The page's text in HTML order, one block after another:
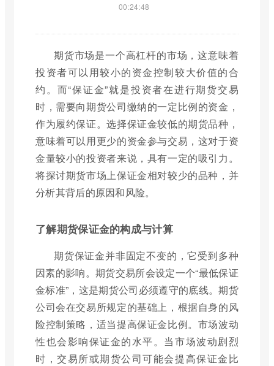
00:24:48
期货市场是一个高杠杆的市场，这意味着
投资者可以用较小的资金控制较大价值的合
约。而“保证金”就是投资者在进行期货交易
时，需要向期货公司缴纳的一定比例的资金，
作为履约保证。选择保证金较低的期货品种，
意味着可以用更少的资金参与交易，这对于资
金量较小的投资者来说，具有一定的吸引力。
将探讨期货市场上保证金相对较少的品种，并
分析其背后的原因和风险。
了解期货保证金的构成与计算
期货保证金并非固定不变的，它受到多种
因素的影响。期货交易所会设定一个“最低保证
金标准”，这是期货公司必须遵守的底线。期货
公司会在交易所规定的基础上，根据自身的风
险控制策略，适当提高保证金比例。市场波动
性也会影响保证金的水平。当市场波动剧烈
时，交易所或期货公司可能会提高保证金比